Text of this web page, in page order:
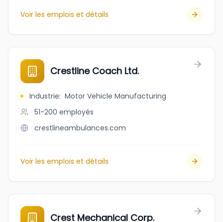
Voir les emplois et détails
Crestline Coach Ltd.
Industrie: Motor Vehicle Manufacturing
51-200 employés
crestlineambulances.com
Voir les emplois et détails
Crest Mechanical Corp.